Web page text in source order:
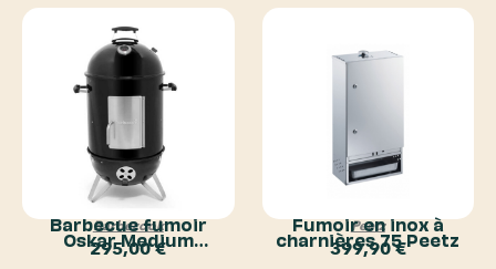
Barbecook
Barbecue fumoir
Oskar Medium
Barbecook
295,00€
Peetz
Fumoir en inox à
charnières 75 Peetz
399,90€